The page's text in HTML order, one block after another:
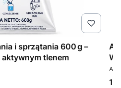
i sprzątania 600 g –
tlenem